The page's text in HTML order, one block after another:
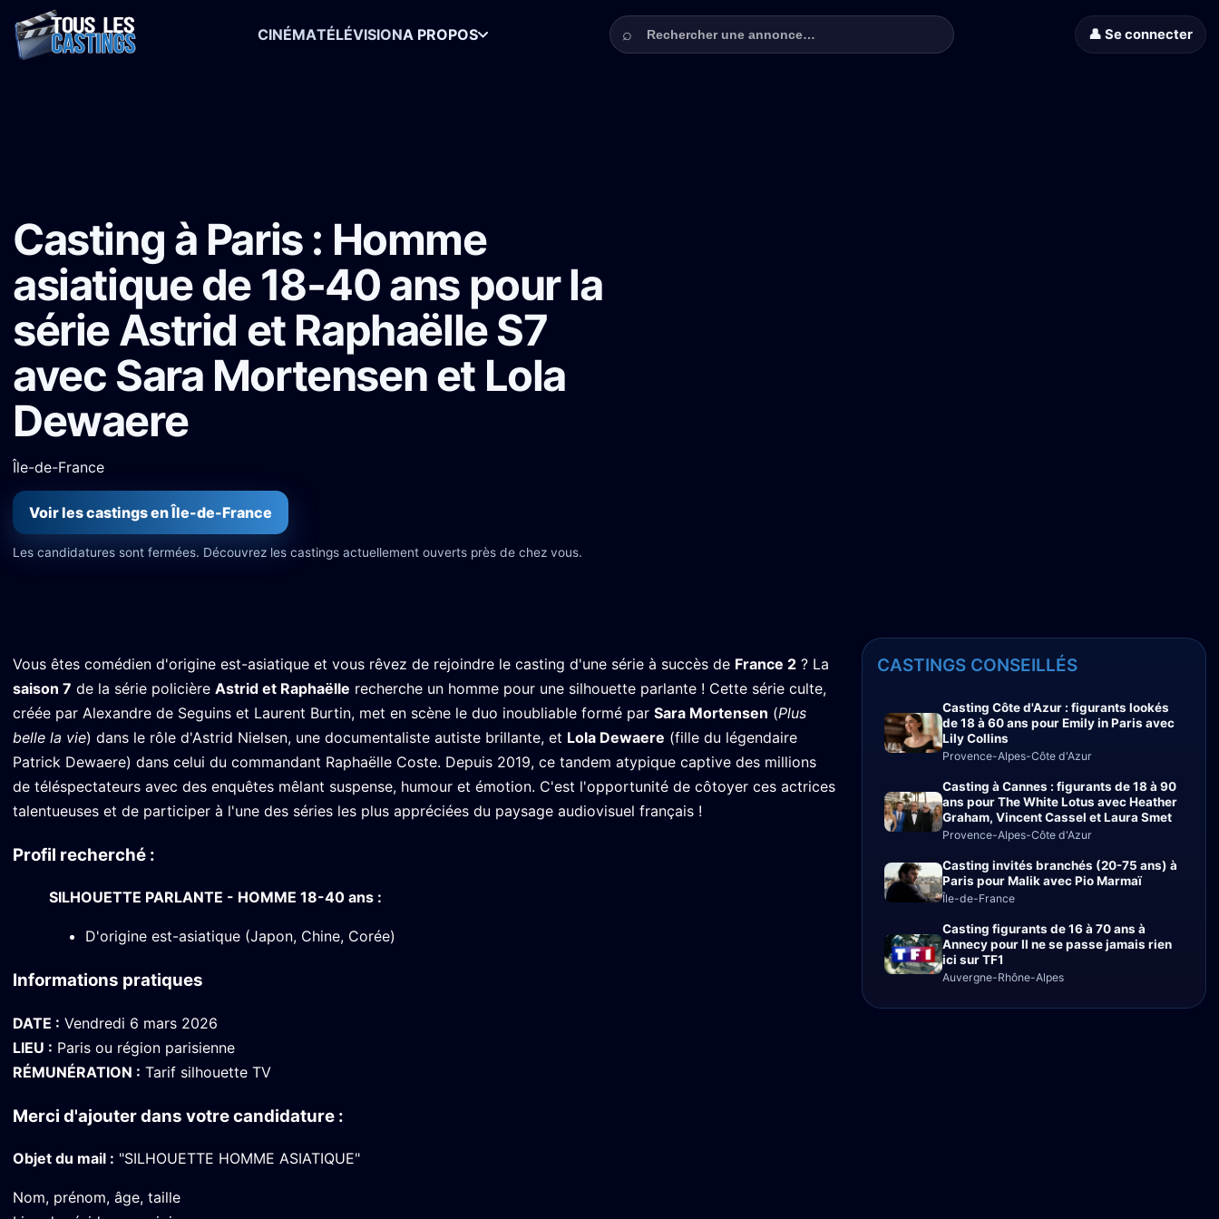
CINÉMATÉLÉVISIONA PROPOS Rechercher une annonce
⌕ 👤 Se connecter
Casting à Paris : Homme
asiatique de 18-40 ans pour la
série Astrid et Raphaëlle S7
avec Sara Mortensen et Lola
Dewaere
Île-de-France
Voir les castings en Île-de-France
Les candidatures sont fermées. Découvrez les castings actuellement ouverts près de chez vous.
Vous êtes comédien d'origine est-asiatique et vous rêvez de rejoindre le casting d'une série à succès de France 2 ? La
saison 7 de la série policière Astrid et Raphaëlle recherche un homme pour une silhouette parlante ! Cette série culte,
créée par Alexandre de Seguins et Laurent Burtin, met en scène le duo inoubliable formé par Sara Mortensen (Plus
belle la vie) dans le rôle d'Astrid Nielsen, une documentaliste autiste brillante, et Lola Dewaere (fille du légendaire
Patrick Dewaere) dans celui du commandant Raphaëlle Coste. Depuis 2019, ce tandem atypique captive des millions
de téléspectateurs avec des enquêtes mêlant suspense, humour et émotion. C'est l'opportunité de côtoyer ces actrices
talentueuses et de participer à l'une des séries les plus appréciées du paysage audiovisuel français !
Profil recherché :
SILHOUETTE PARLANTE - HOMME 18-40 ans :
D'origine est-asiatique (Japon, Chine, Corée)
Informations pratiques
DATE : Vendredi 6 mars 2026
LIEU : Paris ou région parisienne
RÉMUNÉRATION : Tarif silhouette TV
Merci d'ajouter dans votre candidature :
Objet du mail : "SILHOUETTE HOMME ASIATIQUE"
Nom, prénom, âge, taille
CASTINGS CONSEILLÉS
Casting Côte d'Azur : figurants lookés
de 18 à 60 ans pour Emily in Paris avec
Lily Collins
Provence-Alpes-Côte d'Azur
Casting à Cannes : figurants de 18 à 90
ans pour The White Lotus avec Heather
Graham, Vincent Cassel et Laura Smet
Provence-Alpes-Côte d'Azur
Casting invités branchés (20-75 ans) à
Paris pour Malik avec Pio Marmaï
Île-de-France
Casting figurants de 16 à 70 ans à
Annecy pour Il ne se passe jamais rien
ici sur TF1
Auvergne-Rhône-Alpes